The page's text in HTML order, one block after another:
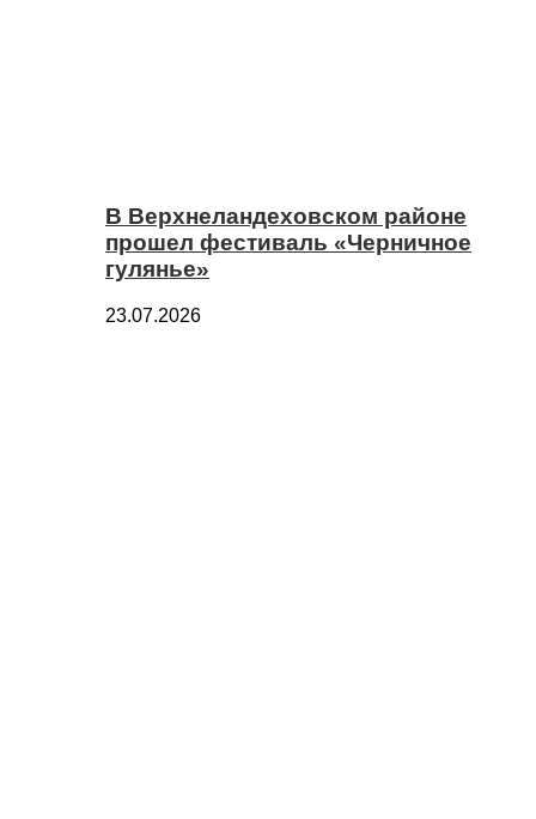
В Верхнеландеховском районе
прошел фестиваль «Черничное
гулянье»
23.07.2026